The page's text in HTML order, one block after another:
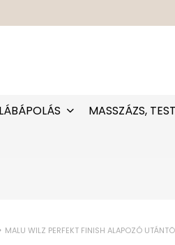
MASSZÁZS,
MALU WILZ PERFEKT FINISH ALAPOZÓ